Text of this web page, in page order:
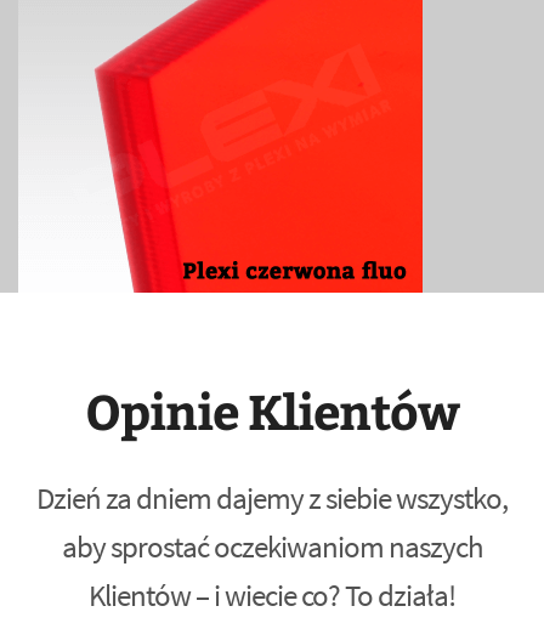
Opinie Klientów
Dzień za dniem dajemy z siebie wszystko,
aby sprostać oczekiwaniom naszych
Klientów – i wiecie co? To działa!